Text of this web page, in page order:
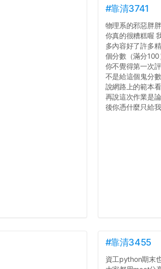
#靠清3741
物理系的邪惡胖胖
你真的很糟糕喔
多內容好了許多
個分數（滿分100
你不覺得第一次
不是給這個鬼分
說網路上的範本
再說這次作業是
後你憑什麼只給
#靠清3455
資工python期末